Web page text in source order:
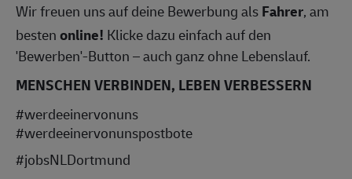
Wir freuen uns auf deine Bewerbung alsFahrer, am
bestenonline! Klicke dazu einfach auf den
'Bewerben'-Button – auch ganz ohne Lebenslauf.
MENSCHEN VERBINDEN, LEBEN VERBESSERN
#werdeeinervonuns
#werdeeinervonunspostbote
#jobsNLDortmund